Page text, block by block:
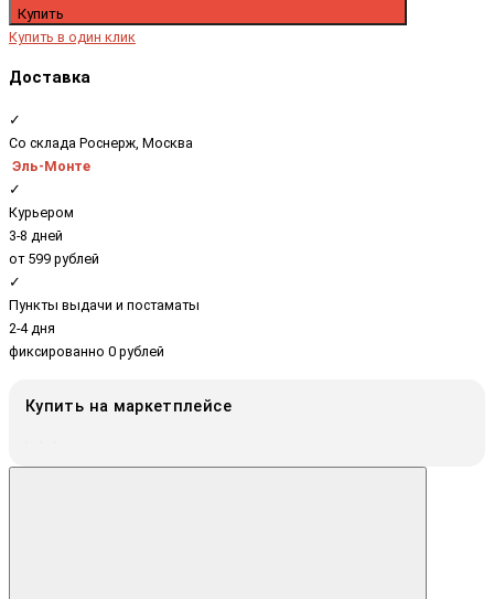
Купить
Купить в один клик
Доставка
✓
Со склада Роснерж, Москва
Эль-Монте
✓
Курьером
3-8 дней
от 599 рублей
✓
Пункты выдачи и постаматы
2-4 дня
фиксированно 0 рублей
Купить на маркетплейсе